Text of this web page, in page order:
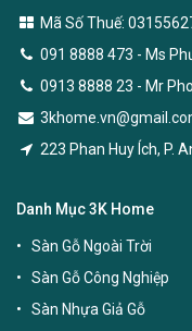
Mã Số Thuế:
091 8888 473 - Ms
0913 8888 23 - Mr
223 Phan Huy Ích, P.
Danh Mục 3K Home
Sàn Gỗ Ngoài Trời
Sàn Gỗ Công Nghiệp
Sàn Nhựa Giả Gỗ